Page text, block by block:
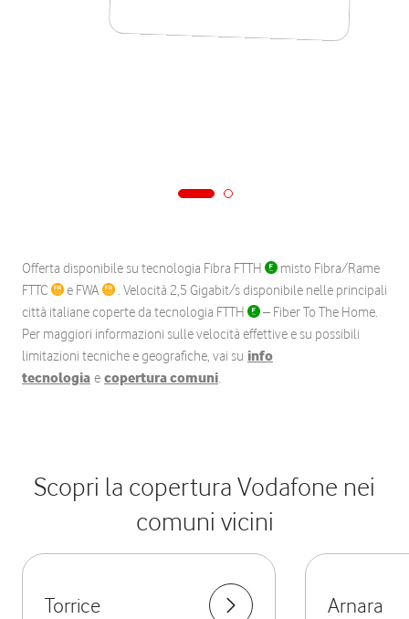
Offerta disponibile su tecnologia Fibra FTTH
misto Fibra/Rame
FTTC
e FWA
. Velocità 2,5 Gigabit/s disponibile nelle principali
città italiane coperte da tecnologia FTTH
– Fiber To The Home.
Per maggiori informazioni sulle velocità effettive e su possibili
limitazioni tecniche e geografiche, vai su info
tecnologia e copertura comuni.
Scopri la copertura Vodafone nei
comuni vicini
Torrice Arnara